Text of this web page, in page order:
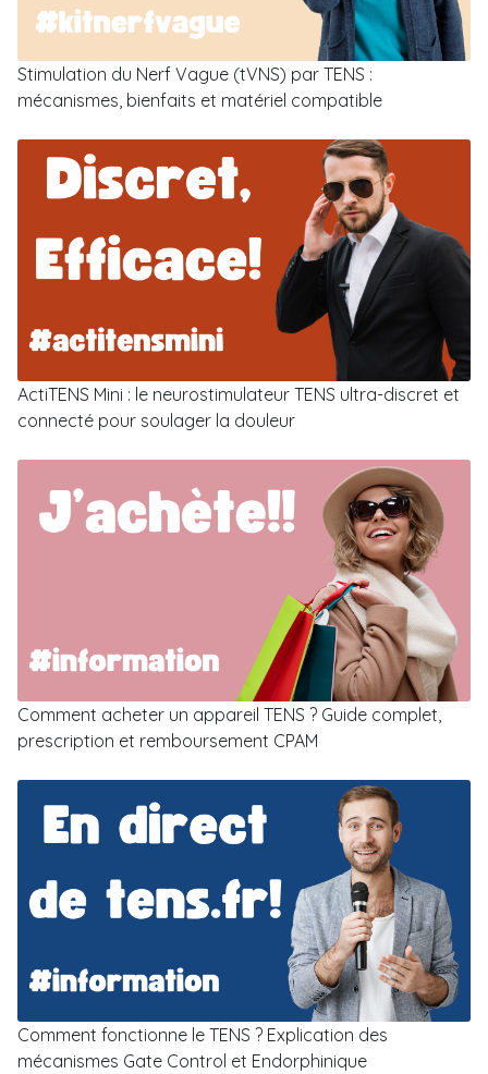
Stimulation du Nerf Vague (tVNS) par TENS :
mécanismes, bienfaits et matériel compatible
ActiTENS Mini : le neurostimulateur TENS ultra-discret et
connecté pour soulager la douleur
Comment acheter un appareil TENS ? Guide complet,
prescription et remboursement CPAM
Comment fonctionne le TENS ? Explication des
mécanismes Gate Control et Endorphinique